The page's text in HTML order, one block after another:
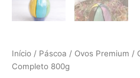
Início / Páscoa / Ovos Premium /
Completo 800g